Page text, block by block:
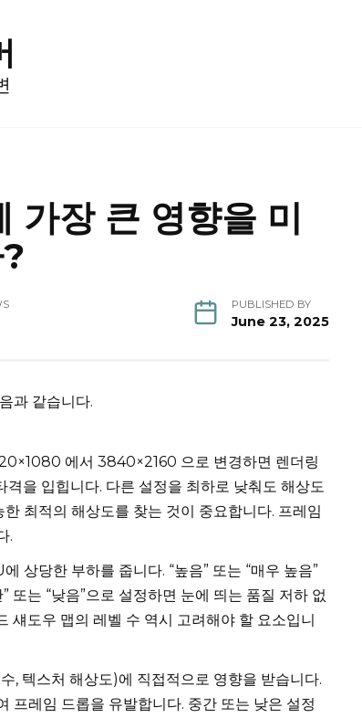
가장 큰 영향을 미
PUBLISHED BY
June 23, 2025
과 같습니다.
에서 3840×2160 으로 변경하면 렌더링
을 입힙니다. 다른 설정을 최하로 낮춰도 해상도
최적의 해상도를 찾는 것이 중요합니다. 프레임
.
상당한 부하를 줍니다. “높음” 또는 “매우 높음”
또는 “낮음”으로 설정하면 눈에 띄는 품질 저하 없
섀도우 맵의 레벨 수 역시 고려해야 할 요소입니
, 텍스처 해상도)에 직접적으로 영향을 받습니다.
프레임 드롭을 유발합니다. 중간 또는 낮은 설정